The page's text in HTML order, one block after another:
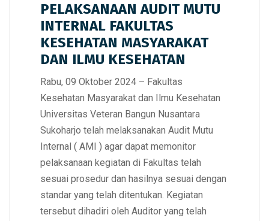
PELAKSANAAN AUDIT MUTU
INTERNAL FAKULTAS
KESEHATAN MASYARAKAT
DAN ILMU KESEHATAN
Rabu, 09 Oktober 2024 – Fakultas
Kesehatan Masyarakat dan Ilmu Kesehatan
Universitas Veteran Bangun Nusantara
Sukoharjo telah melaksanakan Audit Mutu
Internal ( AMI ) agar dapat memonitor
pelaksanaan kegiatan di Fakultas telah
sesuai prosedur dan hasilnya sesuai dengan
standar yang telah ditentukan. Kegiatan
tersebut dihadiri oleh Auditor yang telah